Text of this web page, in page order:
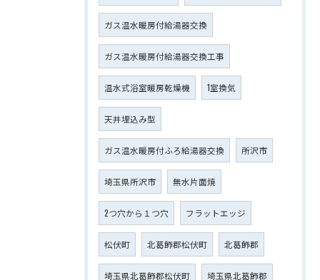
ガス温水暖房付給湯器交換
ガス温水暖房付給湯器交換工事
温水式浴室暖房乾燥機 1室換気
天井埋込み型
ガス温水暖房付ふろ給湯器交換 所沢市
埼玉県所沢市 無水片面焼
2つ穴から１つ穴 フラットエッジ
松伏町 北葛飾郡松伏町 北葛飾郡
埼玉県北葛飾郡松伏町 埼玉県北葛飾郡